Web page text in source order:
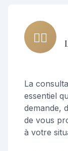
👨‍⚕️
La
essentiel
demande,
de vous
à votre